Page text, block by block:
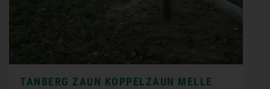
TANBERG ZAUN KOPPELZAUN MELLE